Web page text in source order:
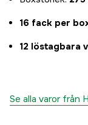
16 fack per
12 löstagbara
Se alla varor från